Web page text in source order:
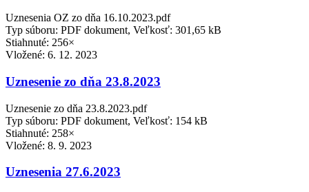
Uznesenia OZ zo dňa 16.10.2023.pdf
Typ súboru: PDF dokument, Veľkosť: 301,65 kB
Stiahnuté: 256×
Vložené: 6. 12. 2023
Uznesenie zo dňa 23.8.2023
Uznesenie zo dňa 23.8.2023.pdf
Typ súboru: PDF dokument, Veľkosť: 154 kB
Stiahnuté: 258×
Vložené: 8. 9. 2023
Uznesenia 27.6.2023